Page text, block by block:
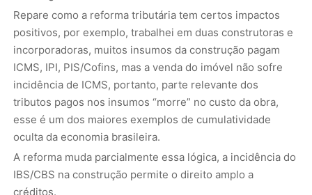
Repare como a reforma tributária tem certos impactos
positivos, por exemplo, trabalhei em duas construtoras e
incorporadoras, muitos insumos da construção pagam
ICMS, IPI, PIS/Cofins, mas a venda do imóvel não sofre
incidência de ICMS, portanto, parte relevante dos
tributos pagos nos insumos “morre” no custo da obra,
esse é um dos maiores exemplos de cumulatividade
oculta da economia brasileira.
A reforma muda parcialmente essa lógica, a incidência do
IBS/CBS na construção permite o direito amplo a
créditos.